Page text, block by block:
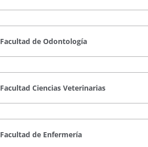
Facultad de Odontología
Facultad Ciencias Veterinarias
Facultad de Enfermería